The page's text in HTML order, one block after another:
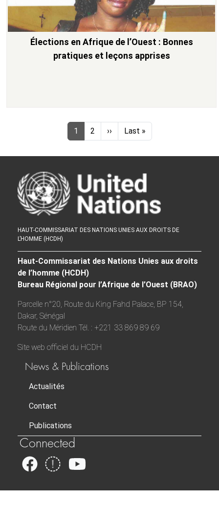
Élections en Afrique de l’Ouest : Bonnes
pratiques et leçons apprises
Page
1 Page
2 Next page
›› Last page
Last »
HAUT-COMMISSARIAT DES NATIONS UNIES AUX DROITS DE
L’HOMME (HCDH)
Haut-Commissariat des Nations Unies aux droits
de l’homme (HCDH)
Bureau Régional pour l’Afrique de l’Ouest (BRAO)
Parcelle n°20, Route du King Fahd Palace, BP 154,
Dakar, Sénégal
Route du Méridien Tél. : +221 33 869 89 69
Site web officiel du HCDH
News & Publications
Actualités
Contact
Publications
Connected